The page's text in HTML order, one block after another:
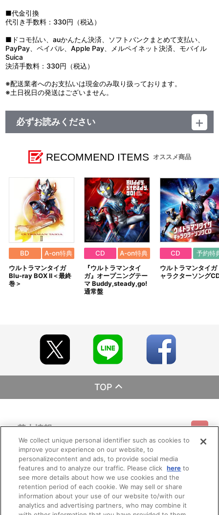
■代金引換
代引き手数料：330円（税込）
■ドコモ払い、auかんたん決済、ソフトバンクまとめて支払い、
PayPay、ペイパル、Apple Pay、メルペイネット決済、モバイル
Suica
決済手数料：330円（税込）
※配送業者へのお支払いは現金のみ取り扱っております。
※土日祝日の発送はございません。
必ずお読みください
■商品について
※本商品は、一般店舗でもお取り扱いがございます。
※商品画像はイメージです。実際の商品仕様が異なる場合がござ
います。あらかじめご了承ください。
※A-on STORE 予約特典『オリジナル2L判ブロマイド ウルトラ
マンエックスダークネス』は、2020年1月19日（日）までにご注文
頂きますと 必ず付与されます。
2020年1月20日（月）以降、商品詳細ページに特典『オリジナ
ル2L判ブロマイド ウルトラマンエックスダークネス』の表示が無
い場合は、
特典は終了となっております。あらかじめご了承ください。
※BCBS-4981 ウルトラギャラクシーファイト ニュージェネレー
ションヒーローズ（DVD)には、予約特典『オリジナル2L判ブロマ
イド ウルトラマンエックスダークネス』は付与されません。
■ご注文・お支払いについて
※ご注文は、１注文につき２個までとなります。
※決済方法「コンビニ決済」・「Pay-easy（ペイジー）」を選択
時には、メールにてお支払方法をご案内させていただきます。
あらかじめ「@bandainamcoarts.co.jp 」からのメール受信を
許可してください。
※お支払期日までに購入・決済手続きが行われなかった場合は、
キャンセル扱いとして手続きを致します。
いかなる理由でも、決済期間の延長は対応出来かねます。
※以下のご注文は、キャンセルさせていただく場合がございま
す。
（１）転売、再販売または営利目的の恐れがある注文と判断
した場合
（２）購入上限のある商品を個人またはグループが繰り返し
注文した場合
（３）過去に複数の購入履歴がある個人またはグループが注
文した場合
（４）商品の送付先が物流倉庫、転送センターなどの場合
（５）上記以外で不正な注文と判断した場合
RECOMMEND ITEMS オススメ商品
BD
A-on特典
ウルトラマンタイガ
Blu-ray BOX Ⅱ＜最終
巻＞
CD
A-on特典
『ウルトラマンタイ
ガ』オープニングテー
マ Buddy,steady,go!
通常盤
CD
予約特
ウルトラマンタイガ
ャラクターソング
TOP
基本情報
利用規約 特定商取引法に基づく表示 プライバシーポリシー
プライバシーオプション 会社概要
ご利用情報
ご利用ガイド サイトマップ お問い合わせ
Do Not Sell or Share My Personal Information
会員メニュー
ログイン 会員規約 新規会員登録
その他のご案内
We collect unique personal identifier such as cookies to
improve your experience on our website, to
personalizecontent and ads, to provide social media
features and to analyze our traffic. Please click here to
see more details about how we use cookies and the
retention period of each cookie. We may sell or share
information about your use of our website to/with our
analytics and advertising partners, who may combine it